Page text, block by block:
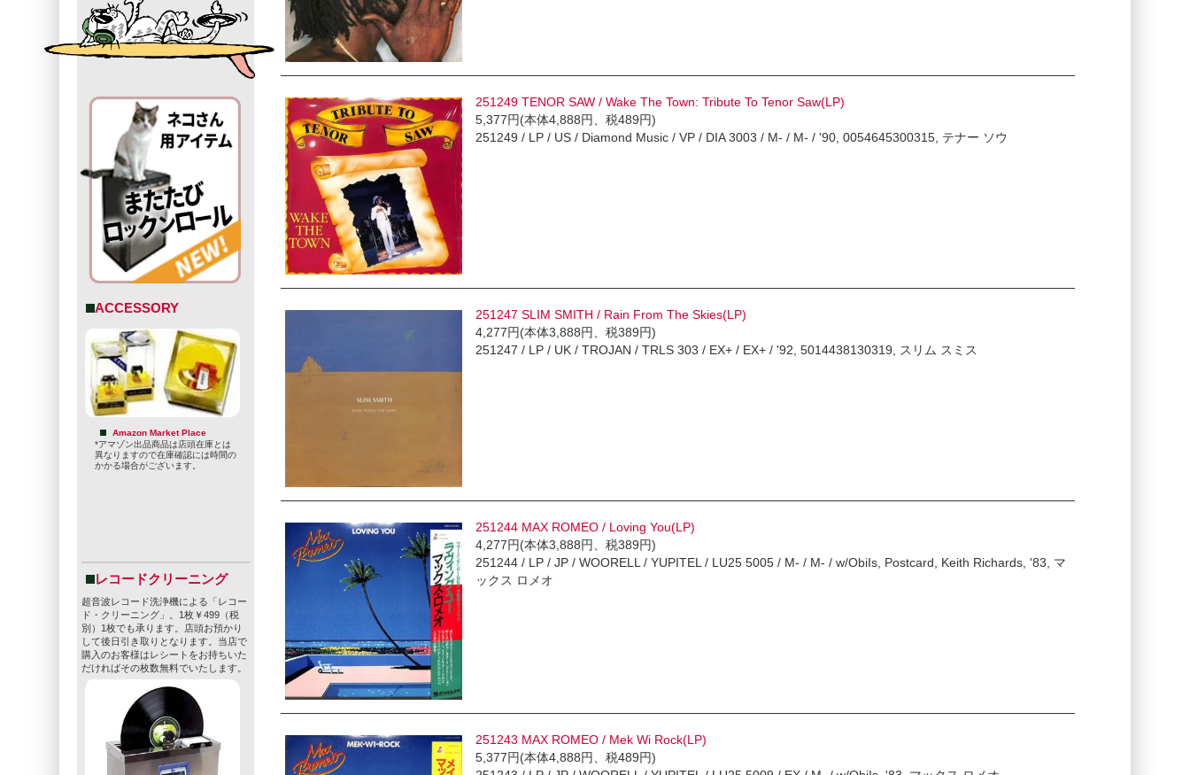
ACCESSORY
Amazon Market Place
*アマゾン出品商品は店頭在庫とは
異なりますので在庫確認には時間の
かかる場合がございます。
レコードクリーニング
超音波レコード洗浄機による「レコー
ド・クリーニング」。1枚￥499（税
別）1枚でも承ります。店頭お預かり
して後日引き取りとなります。当店で
購入のお客様はレシートをお持ちいた
だければその枚数無料でいたします。
251249 TENOR SAW / Wake The Town: Tribute To Tenor Saw(LP)
5,377円(本体4,888円、税489円)
251249 / LP / US / Diamond Music / VP / DIA 3003 / M- / M- / '90, 0054645300315, テナー ソウ
251247 SLIM SMITH / Rain From The Skies(LP)
4,277円(本体3,888円、税389円)
251247 / LP / UK / TROJAN / TRLS 303 / EX+ / EX+ / '92, 5014438130319, スリム スミス
251244 MAX ROMEO / Loving You(LP)
4,277円(本体3,888円、税389円)
251244 / LP / JP / WOORELL / YUPITEL / LU25 5005 / M- / M- / w/ObiIs, Postcard, Keith Richards, '83, マ
ックス ロメオ
251243 MAX ROMEO / Mek Wi Rock(LP)
5,377円(本体4,888円、税489円)